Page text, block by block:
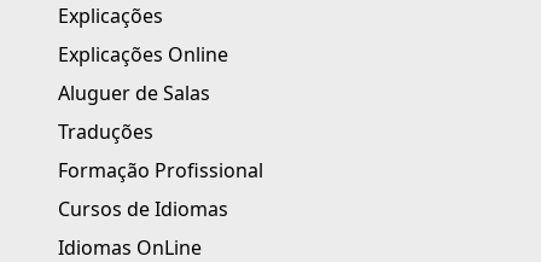
Explicações
Explicações Online
Aluguer de Salas
Traduções
Formação Profissional
Cursos de Idiomas
Idiomas OnLine